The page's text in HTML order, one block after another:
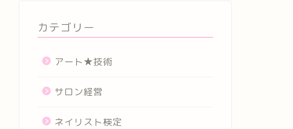
カテゴリー
アート★技術
サロン経営
ネイリスト検定